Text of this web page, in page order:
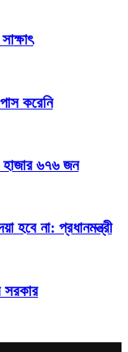
করেনি
৬৭৬ জন
হবে না: প্রধানমন্ত্রী
সরকার